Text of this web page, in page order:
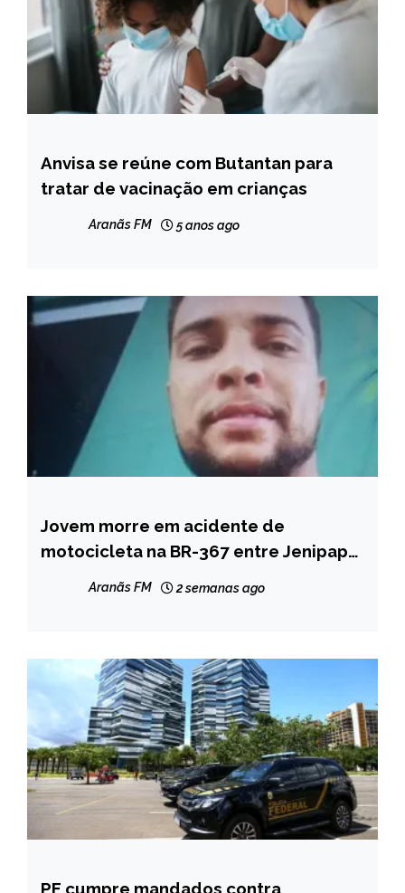
BRASIL
NOTÍCIAS
Anvisa se reúne com Butantan para
tratar de vacinação em crianças
Aranãs FM 5 anos ago
MINAS
GERAIS
NOTÍCIAS
Jovem morre em acidente de
motocicleta na BR-367 entre Jenipapo
Aranãs FM 2 semanas ago
BRASIL
PF cumpre mandados contra